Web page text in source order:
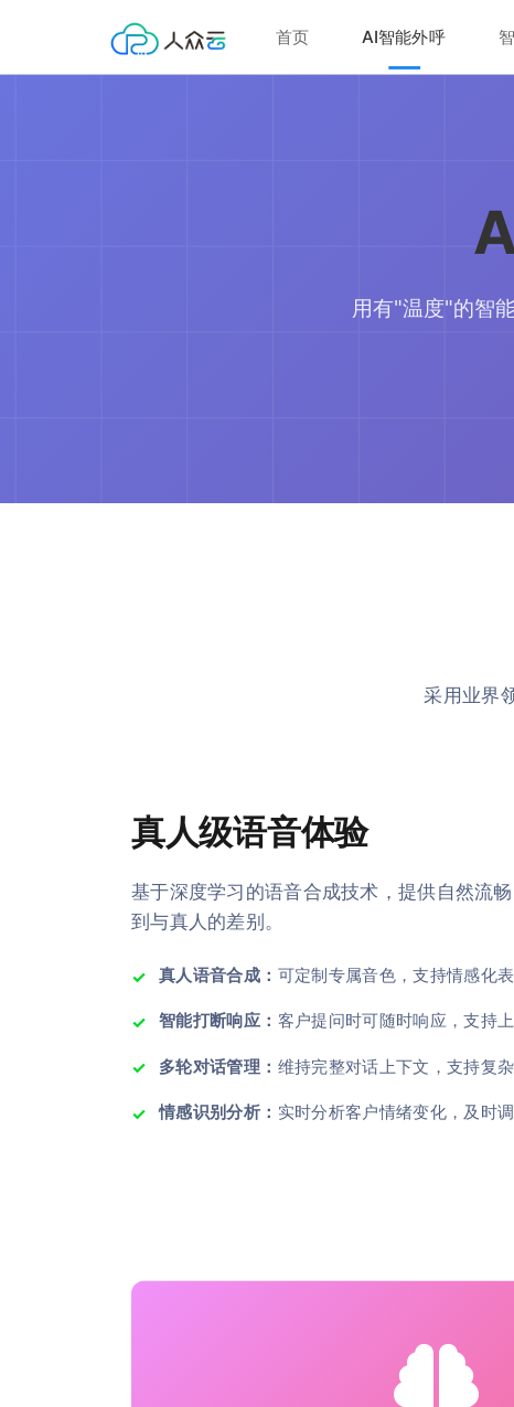
首页 AI智能外呼
用有"温度"的智
采用业界
真人级语音体验
基于深度学习的语音合成技术，提供自然流
到与真人的差别。
真人语音合成： 可定制专属音色，支持情感化
智能打断响应： 客户提问时可随时响应，支持
多轮对话管理： 维持完整对话上下文，支持复
情感识别分析： 实时分析客户情绪变化，及时